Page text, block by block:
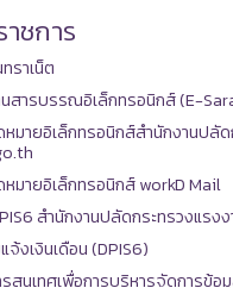
ชการ
ราเน็ต
สารบรรณอิเล็กทรอนิกส์ (E-
มายอิเล็กทรอนิกส์สำนักงานปลัด
มายอิเล็กทรอนิกส์ workD Mail
สำนักงานปลัดกระทรวงแรง
จ้งเงินเดือน (DPIS6)
สนเทศเพื่อการบริหารจัดการข้